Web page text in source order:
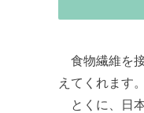
食物繊維を
えてくれます。
とくに、日